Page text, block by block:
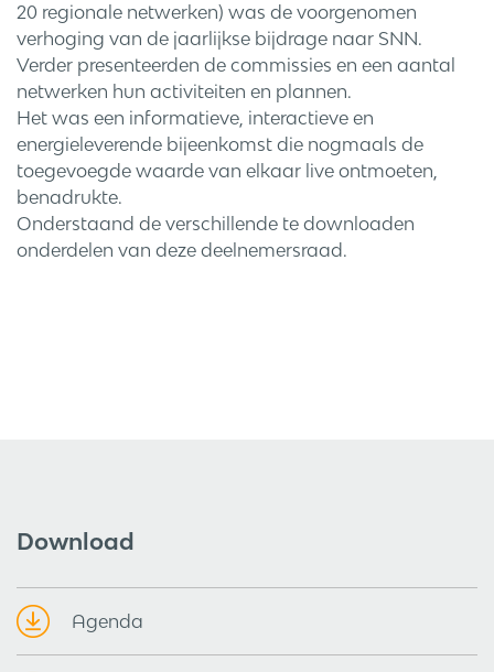
20 regionale netwerken) was de voorgenomen
verhoging van de jaarlijkse bijdrage naar SNN.
Verder presenteerden de commissies en een aantal
netwerken hun activiteiten en plannen.
Het was een informatieve, interactieve en
energieleverende bijeenkomst die nogmaals de
toegevoegde waarde van elkaar live ontmoeten,
benadrukte.
Onderstaand de verschillende te downloaden
onderdelen van deze deelnemersraad.
Download
Agenda